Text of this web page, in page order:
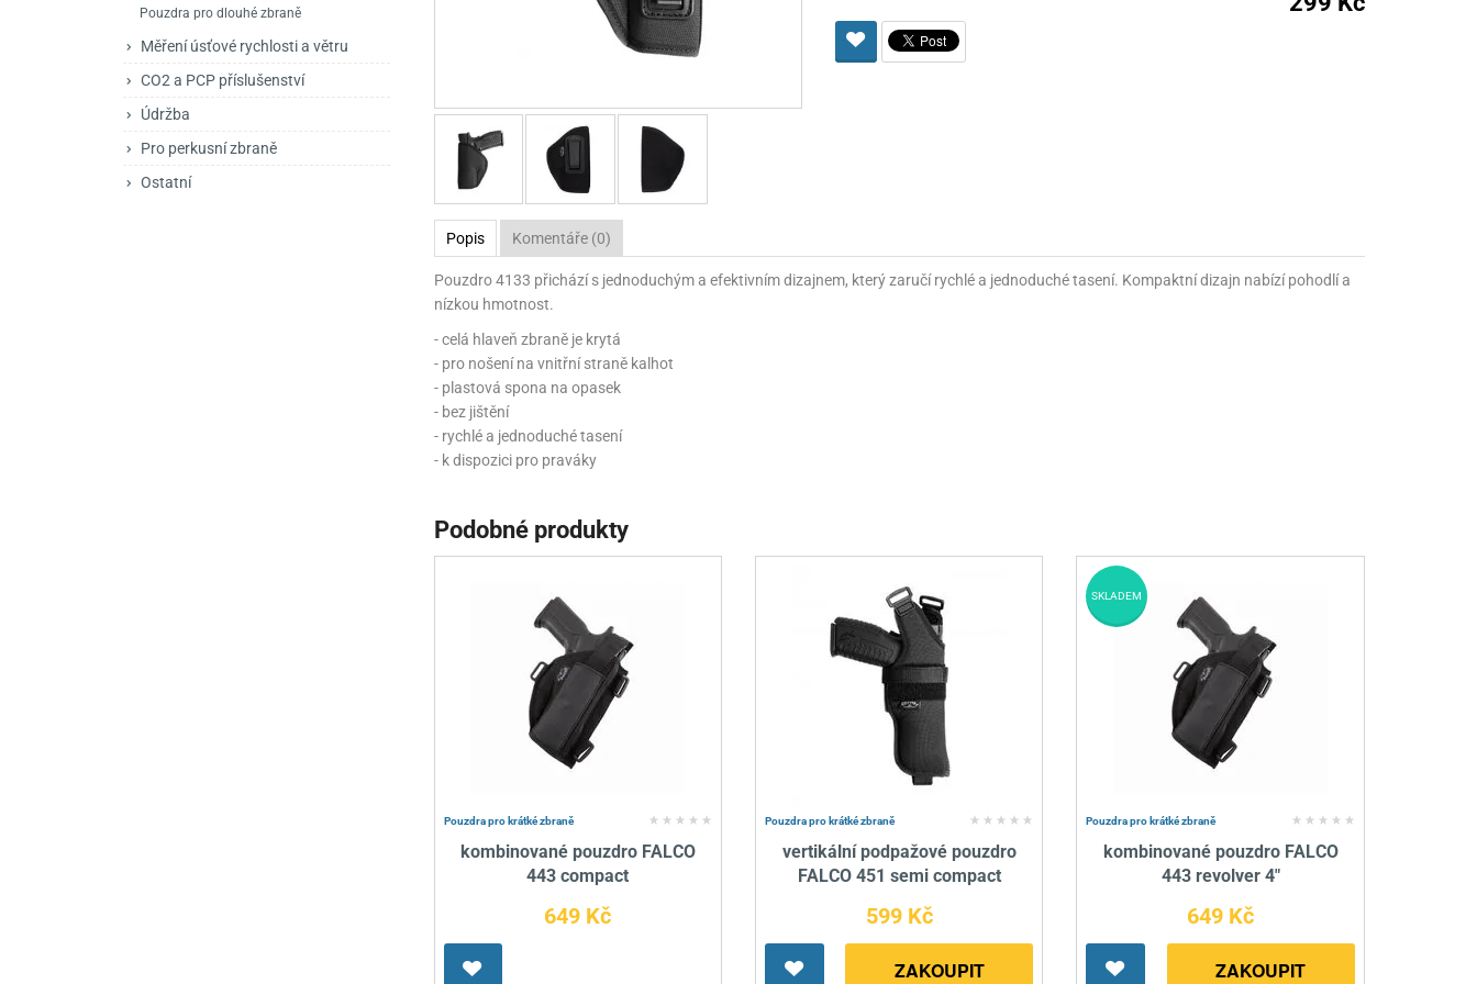
Brokovnice opakovací
Brokovnice samonabíjecí
Pistole samonabíjecí
Příslušenství pro nože
Mačety a sekery
Kuše
Obranné spreje
Pro lištu weaver a picatinny
Pro lištu 15 - 17 mm
Náboje na ZP Pistolové a revolverové náboje
Brokové náboje
Ochranné prostředky
Rowan Engineering
Pro perkusní zbraně
Svítilny
Pouzdra pro dlouhé zbraně
Měření úsťové rychlosti a větru
CO2 a PCP příslušenství
Údržba
Pro perkusní zbraně
Ostatní
Popis Komentáře (0)
Pouzdro 4133 přichází s jednoduchým a efektivním dizajnem, který zaručí rychlé a jednoduché tasení. Kompaktní dizajn nabízí pohodlí a
nízkou hmotnost.
- celá hlaveň zbraně je krytá
- pro nošení na vnitřní straně kalhot
- plastová spona na opasek
- bez jištění
- rychlé a jednoduché tasení
- k dispozici pro praváky
Podobné produkty
Pouzdra pro krátké zbraně
kombinované pouzdro FALCO
443 compact
649 Kč
Pouzdra pro krátké zbraně
vertikální podpažové pouzdro
FALCO 451 semi compact
599 Kč
ZAKOUPIT
Pouzdra pro krátké zbraně
kombinované pouzdro FALCO
443 revolver 4"
649 Kč
ZAKOUPIT
SKLADEM